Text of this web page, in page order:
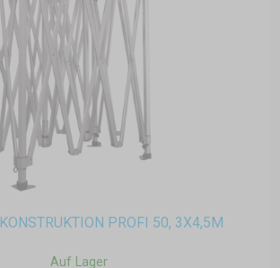
PROFI 50, 3X4,5M
Auf Lager